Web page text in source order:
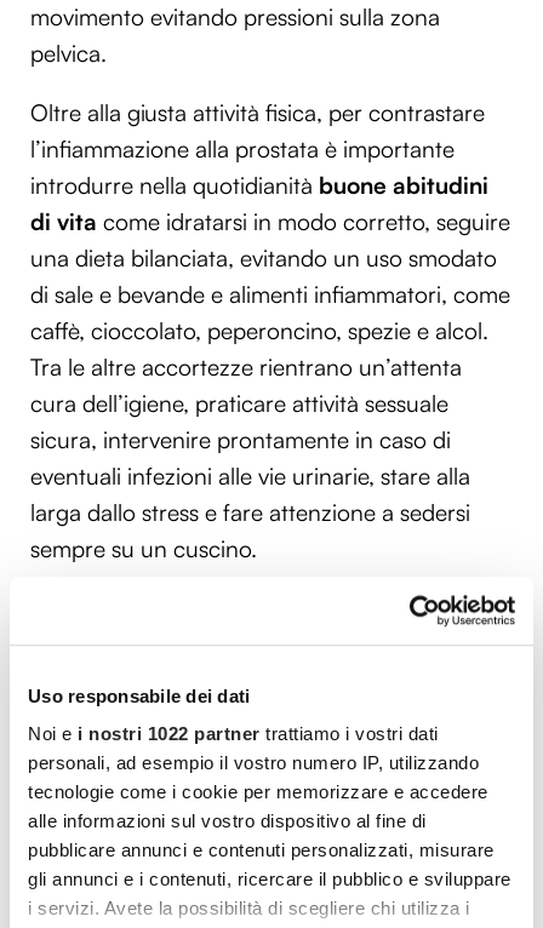
Uso responsabile dei dati
Noi e i nostri 1022 partner trattiamo i vostri dati
personali, ad esempio il vostro numero IP, utilizzando
tecnologie come i cookie per memorizzare e accedere
alle informazioni sul vostro dispositivo al fine di
pubblicare annunci e contenuti personalizzati, misurare
gli annunci e i contenuti, ricercare il pubblico e sviluppare
i servizi. Avete la possibilità di scegliere chi utilizza i
movimento evitando pressioni sulla zona
pelvica.
Oltre alla giusta attività fisica, per contrastare
l’infiammazione alla prostata è importante
introdurre nella quotidianità buone abitudini
di vita come idratarsi in modo corretto, seguire
una dieta bilanciata, evitando un uso smodato
di sale e bevande e alimenti infiammatori, come
caffè, cioccolato, peperoncino, spezie e alcol.
Tra le altre accortezze rientrano un’attenta
cura dell’igiene, praticare attività sessuale
sicura, intervenire prontamente in caso di
eventuali infezioni alle vie urinarie, stare alla
larga dallo stress e fare attenzione a sedersi
sempre su un cuscino.
Quali sono i sintomi della prostatite e
il suo trattamento
Per quanto riguarda isintomidella prostatite,
nel caso siaacuta e di origine batterica
questa si presenta in modo repentino e si
manifesta con febbre alta, forte malessere,
sintomi influenzali, dolori attorno all’ano,
inguine, scroto, zona lombare e area pelvica.